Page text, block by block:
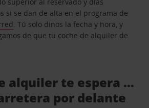
si se dan de alta en el programa de
. Tú solo dinos la fecha y hora, y
de que tu coche de alquiler de
alquiler te espera …
por delante